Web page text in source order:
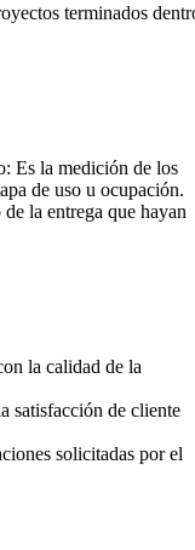
terminados
Es la medición de los
de uso u ocupación.
la entrega que hayan
la calidad de la
satisfacción de cliente
solicitadas por el